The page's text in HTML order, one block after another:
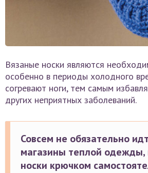
Вязаные носки являются
особенно в периоды холодного
согревают ноги, тем самым
других неприятных заболеваний.
Совсем не обязательно
магазины теплой одежды,
носки крючком